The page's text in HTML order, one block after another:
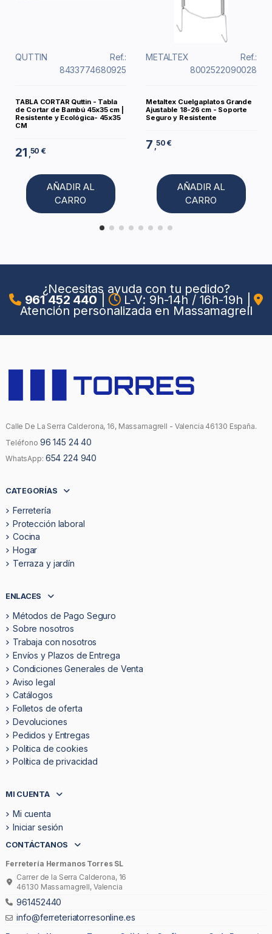
QUTTIN
Ref.:
8433774680925
TABLA CORTAR Quttin - Tabla
de Cortar de Bambú 45x35 cm |
Resistente y Ecológica- 45x35
CM
21 ,50 €
AÑADIR AL
CARRO
METALTEX
Ref.:
8002522090028
Metaltex Cuelgaplatos Grande
Ajustable 18-26 cm - Soporte
Seguro y Resistente
7 ,50 €
AÑADIR AL
CARRO
¿Necesitas ayuda con tu pedido?
961 452 440 L-V: 9h-14h / 16h-19h
Atención personalizada en Massamagrell
Calle De La Serra Calderona, 16, Massamagrell - Valencia 46130 España.
Teléfono 96 145 24 40
WhatsApp: 654 224 940
CATEGORÍAS
Ferretería
Protección laboral
Cocina
Hogar
Terraza y jardín
ENLACES
Métodos de Pago Seguro
Sobre nosotros
Trabaja con nosotros
Envíos y Plazos de Entrega
Condiciones Generales de Venta
Aviso legal
Catálogos
Folletos de oferta
Devoluciones
Pedidos y Entregas
Politica de cookies
Política de privacidad
MI CUENTA
Mi cuenta
Iniciar sesión
CONTÁCTANOS
Ferretería Hermanos Torres SL
Carrer de la Serra Calderona, 16
46130 Massamagrell, Valencia
961452440
info@ferreteriatorresonline.es